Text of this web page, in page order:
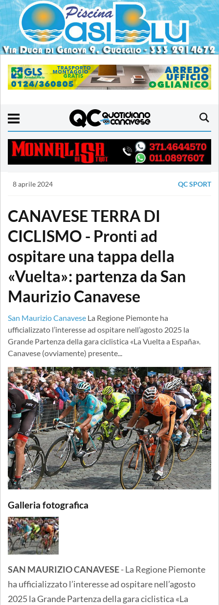
8 aprile 2024 QC SPORT
CANAVESE TERRA DI
CICLISMO - Pronti ad
ospitare una tappa della
«Vuelta»: partenza da San
Maurizio Canavese
San Maurizio Canavese La Regione Piemonte ha
ufficializzato l’interesse ad ospitare nell’agosto 2025 la
Grande Partenza della gara ciclistica «La Vuelta a España».
Canavese (ovviamente) presente...
Galleria fotografica
SAN MAURIZIO CANAVESE- La Regione Piemonte
ha ufficializzato l’interesse ad ospitare nell’agosto
2025 la Grande Partenza della gara ciclistica «La